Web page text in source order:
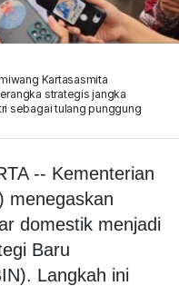
Kartasasmita
strategis jangka
sebagai tulang punggung
-- Kementerian
menegaskan
domestik menjadi
Baru
Langkah ini